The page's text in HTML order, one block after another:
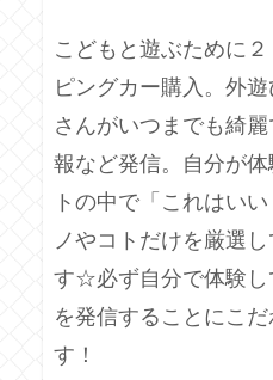
こどもと遊ぶために
ピングカー購入。外
さんがいつまでも綺
報など発信。自分が
トの中で「これはい
ノやコトだけを厳選
す☆必ず自分で体験し
を発信することにこ
す！